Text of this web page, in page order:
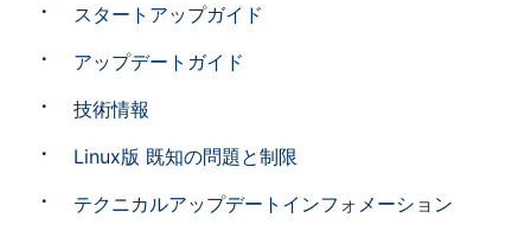
スタートアップガイド
アップデートガイド
技術情報
Linux版 既知の問題と制限
テクニカルアップデートインフォメーション